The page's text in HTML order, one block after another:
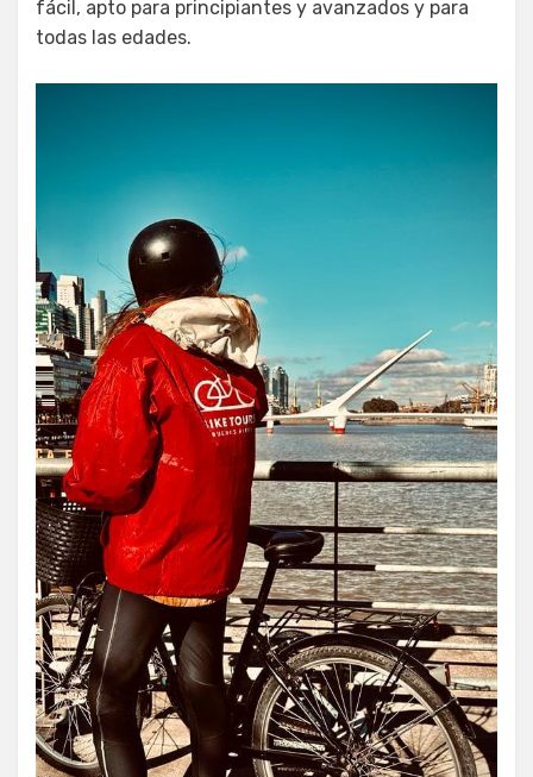
fácil, apto para principiantes y avanzados y para
todas las edades.